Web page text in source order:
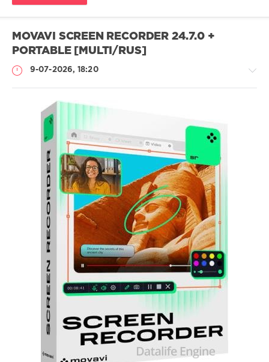
MOVAVI SCREEN RECORDER 24.7.0 +
PORTABLE [MULTI/RUS]
9-07-2026, 18:20
Софт
SamDel
захват
,
запись
видео
экрана